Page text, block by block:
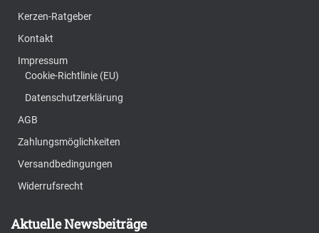
Kerzen-Ratgeber
Kontakt
Impressum
Cookie-Richtlinie (EU)
Datenschutzerklärung
AGB
Zahlungsmöglichkeiten
Versandbedingungen
Widerrufsrecht
Aktuelle Newsbeiträge